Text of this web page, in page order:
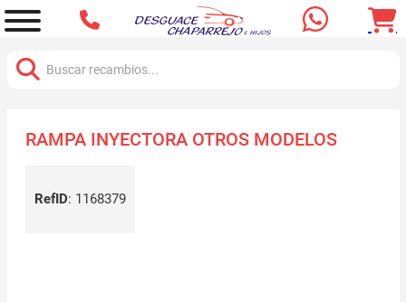
RAMPA INYECTORA OTROS MODELOS
RefID: 1168379